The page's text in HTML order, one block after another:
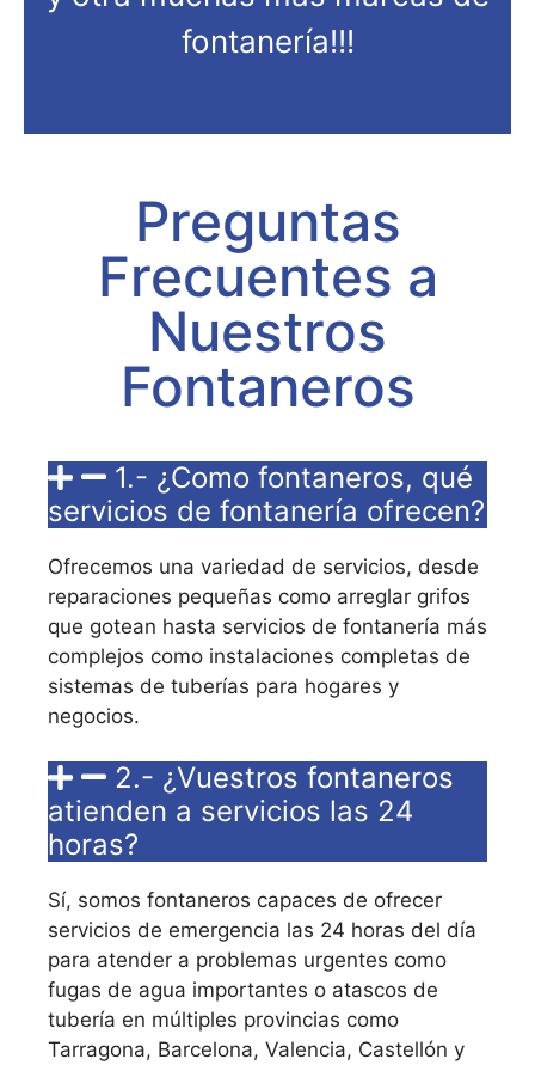
fontanería!!!
Preguntas
Frecuentes a
Nuestros
Fontaneros
1.- ¿Como fontaneros, qué
servicios de fontanería ofrecen?
Ofrecemos una variedad de servicios, desde
reparaciones pequeñas como arreglar grifos
que gotean hasta servicios de fontanería más
complejos como instalaciones completas de
sistemas de tuberías para hogares y
negocios.
2.- ¿Vuestros fontaneros
atienden a servicios las 24
horas?
Sí, somos fontaneros capaces de ofrecer
servicios de emergencia las 24 horas del día
para atender a problemas urgentes como
fugas de agua importantes o atascos de
tubería en múltiples provincias como
Tarragona, Barcelona, Valencia, Castellón y